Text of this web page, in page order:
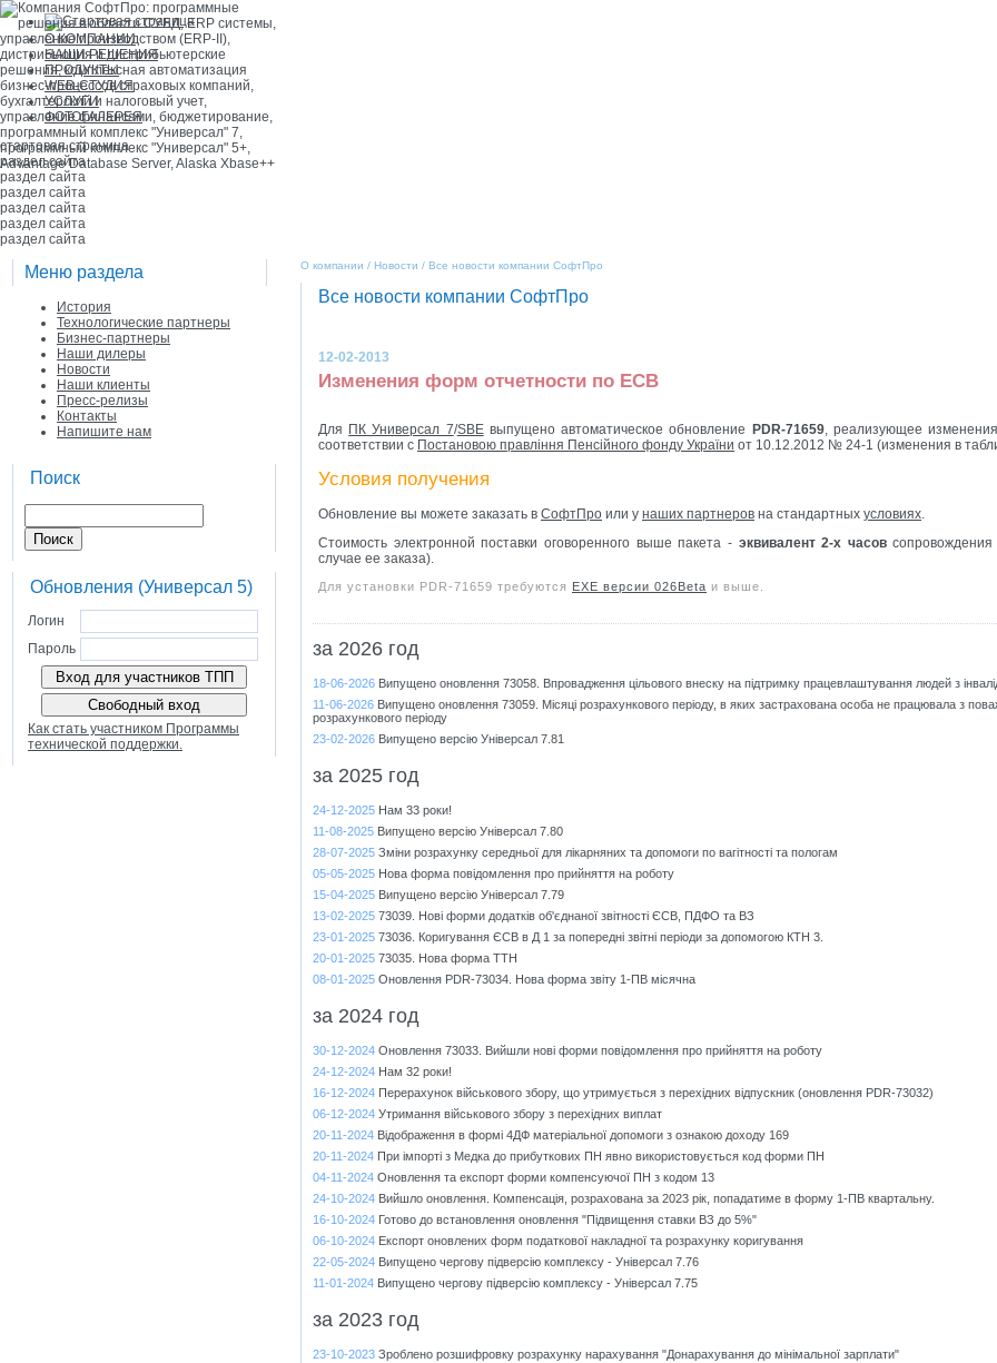
О КОМПАНИИ
НАШИ РЕШЕНИЯ
ПРОДУКТЫ
WEB-СТУДИЯ
УСЛУГИ
ФОТОГАЛЕРЕЯ
стартовая страница
раздел сайта
раздел сайта
раздел сайта
раздел сайта
раздел сайта
раздел сайта
Меню раздела
История
Технологические партнеры
Бизнес-партнеры
Наши дилеры
Новости
Наши клиенты
Пресс-релизы
Контакты
Напишите нам
Поиск
Обновления (Универсал 5)
Логин
Пароль
Как стать участником Программы
технической поддержки.
О компании / Новости / Все новости компании СофтПро
Все новости компании СофтПро
12-02-2013
Изменения форм отчетности по ЕСВ
Для ПК Универсал 7/SBEвыпущено автоматическое обновление PDR-71659, реализующее
соответствии с Постановою правління Пенсійного фонду України от 10.12.2012 № 24-1 (изменения в
Условия получения
Обновление вы можете заказать в СофтПро или у наших партнеров на стандартных условиях.
Стоимость электронной поставки оговоренного выше пакета - эквивалент 2-х часов
случае ее заказа).
Для установки PDR-71659 требуются EXE версии 026Beta и выше.
за 2026 год
18-06-2026 Випущено оновлення 73058. Впровадження цільового внеску на підтримку працевлаштування людей з
11-06-2026 Випущено оновлення 73059. Місяці розрахункового періоду, в яких застрахована особа не працювала з
розрахункового періоду
23-02-2026 Випущено версію Універсал 7.81
за 2025 год
24-12-2025 Нам 33 роки!
11-08-2025 Випущено версію Універсал 7.80
28-07-2025 Зміни розрахунку середньої для лікарняних та допомоги по вагітності та пологам
05-05-2025 Нова форма повідомлення про прийняття на роботу
15-04-2025 Випущено версію Універсал 7.79
13-02-2025 73039. Нові форми додатків об'єднаної звітності ЄСВ, ПДФО та ВЗ
23-01-2025 73036. Коригування ЄСВ в Д 1 за попередні звітні періоди за допомогою КТН 3.
20-01-2025 73035. Нова форма ТТН
08-01-2025 Оновлення PDR-73034. Нова форма звіту 1-ПВ місячна
за 2024 год
30-12-2024 Оновлення 73033. Вийшли нові форми повідомлення про прийняття на роботу
24-12-2024 Нам 32 роки!
16-12-2024 Перерахунок військового збору, що утримується з перехідних відпускник (оновлення PDR-73032)
06-12-2024 Утримання військового збору з перехідних виплат
20-11-2024 Відображення в формі 4ДФ матеріальної допомоги з ознакою доходу 169
20-11-2024 При імпорті з Медка до прибуткових ПН явно використовується код форми ПН
04-11-2024 Оновлення та експорт форми компенсуючої ПН з кодом 13
24-10-2024 Вийшло оновлення. Компенсація, розрахована за 2023 рік, попадатиме в форму 1-ПВ квартальну.
16-10-2024 Готово до встановлення оновлення "Підвищення ставки ВЗ до 5%"
06-10-2024 Експорт оновлених форм податкової накладної та розрахунку коригування
22-05-2024 Випущено чергову підверсію комплексу - Універсал 7.76
11-01-2024 Випущено чергову підверсію комплексу - Універсал 7.75
за 2023 год
23-10-2023 Зроблено розшифровку розрахунку нарахування "Донарахування до мінімальної зарплати"